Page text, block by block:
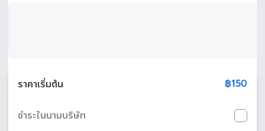
ราคาเริ่มต้น ฿150
ชำระในนามบริษัท